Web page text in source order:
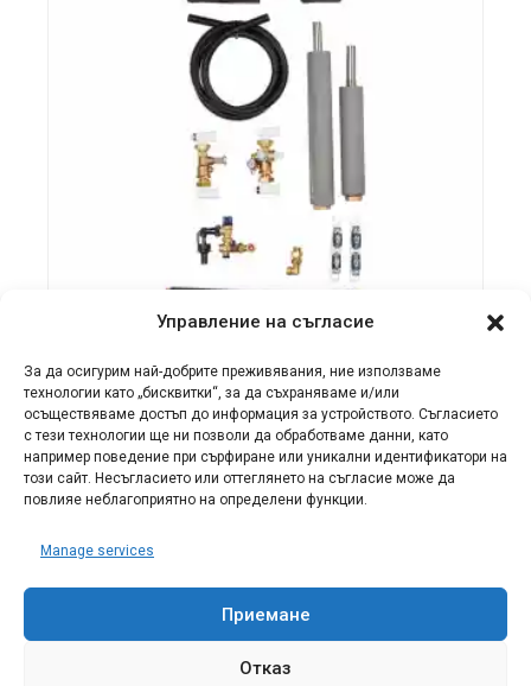
Управление на съгласие
За да осигурим най-добрите преживявания, ние използваме
технологии като „бисквитки“, за да съхраняваме и/или
осъществяваме достъп до информация за устройството. Съгласието
с тези технологии ще ни позволи да обработваме данни, като
например поведение при сърфиране или уникални идентификатори на
този сайт. Несъгласието или оттеглянето на съгласие може да
повлияе неблагоприятно на определени функции.
Manage services
Приемане
Отказ
ТЕРМОПОМПИ VAILLANT
Комплект фитинги ВиК
за интегриран
серпентинен бойлер